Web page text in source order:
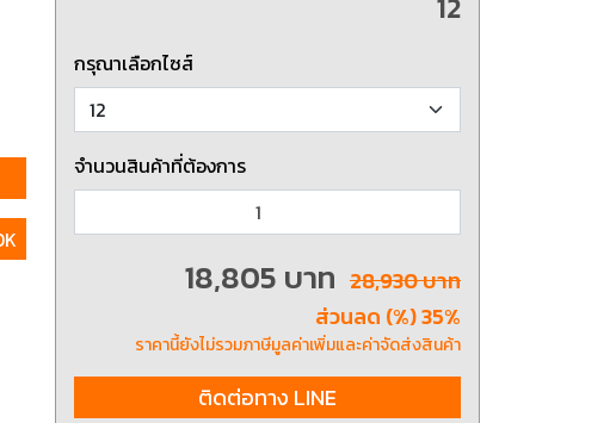
sparking tools)
องมือสำหรับช่างไฟฟ้า
Tool)
technology /
ณ์จับยึด
4 Metrology / เครื่องมือวัด
/ เครื่องมือช่าง ประเภทจับ
8 Hand and Assembly Tools /
เครื่องมือช่างสำหรับงานประกอบ
กรุณาเลือกไซส์
จำนวนสินค้าที่ต้องการ
18,805 บาท 28,930 บาท
ส่วนลด (%) 35%
ราคานี้ยังไม่รวมภาษีมูลค่าเพิ่มและค่าจัดส่งสินค้า
ติดต่อทาง LINE